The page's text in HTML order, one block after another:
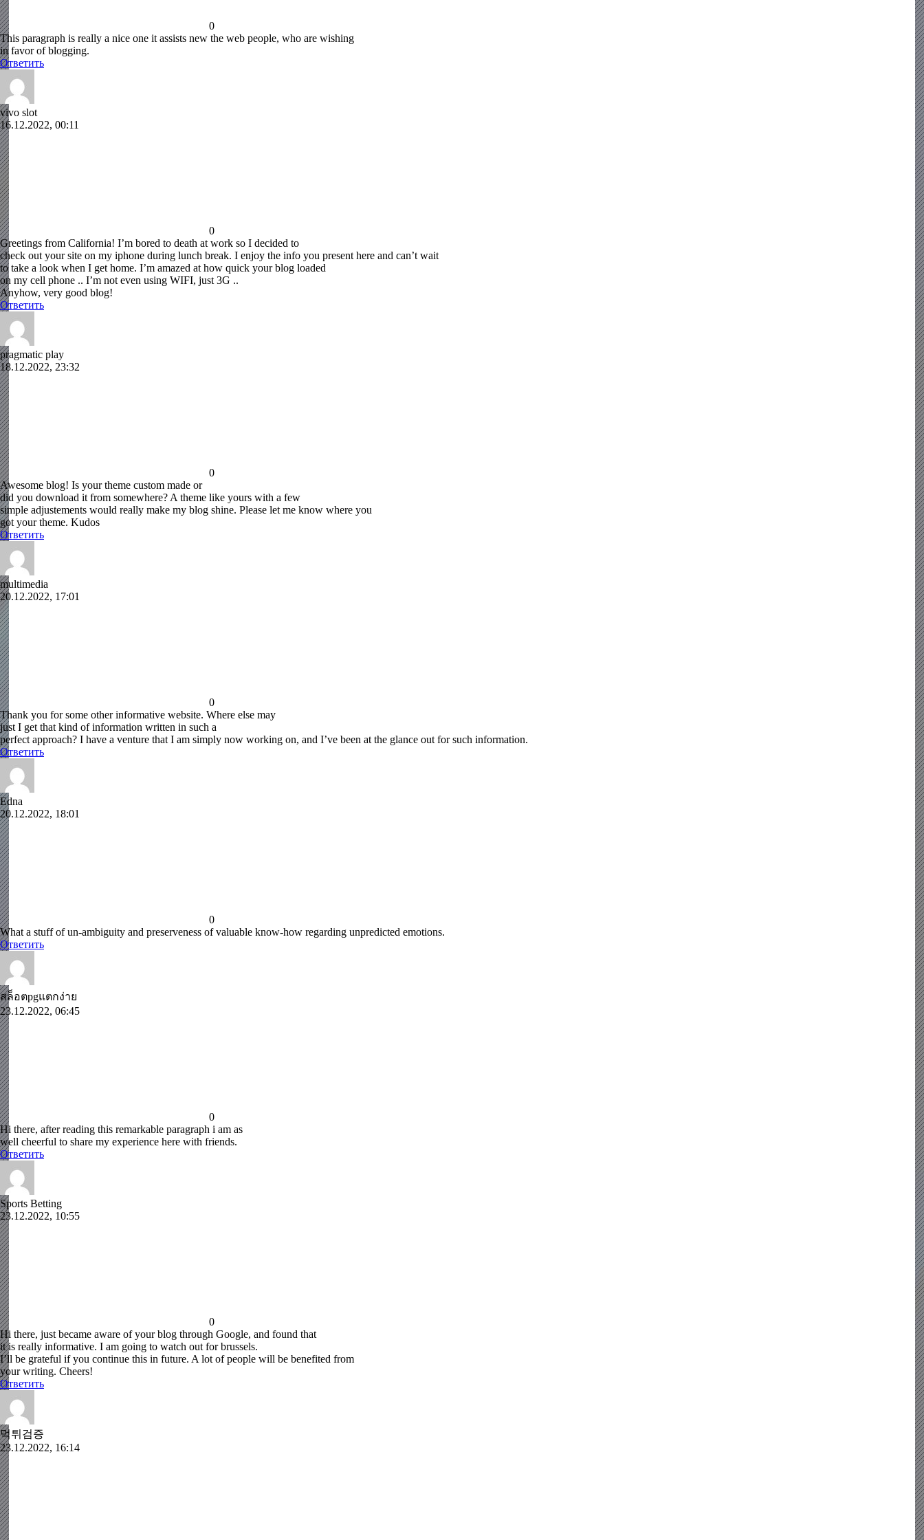
0
This paragraph is really a nice one it assists new the web people, who are wishing
in favor of blogging.
Ответить
vivo slot
16.12.2022, 00:11
0
Greetings from California! I’m bored to death at work so I decided to
check out your site on my iphone during lunch break. I enjoy the info you present here and can’t wait
to take a look when I get home. I’m amazed at how quick your blog loaded
on my cell phone .. I’m not even using WIFI, just 3G ..
Anyhow, very good blog!
Ответить
pragmatic play
18.12.2022, 23:32
0
Awesome blog! Is your theme custom made or
did you download it from somewhere? A theme like yours with a few
simple adjustements would really make my blog shine. Please let me know where you
got your theme. Kudos
Ответить
multimedia
20.12.2022, 17:01
0
Thank you for some other informative website. Where else may
just I get that kind of information written in such a
perfect approach? I have a venture that I am simply now working on, and I’ve been at the glance out for such information.
Ответить
Edna
20.12.2022, 18:01
0
What a stuff of un-ambiguity and preserveness of valuable know-how regarding unpredicted emotions.
Ответить
สล็อตpgแตกง่าย
23.12.2022, 06:45
0
Hi there, after reading this remarkable paragraph i am as
well cheerful to share my experience here with friends.
Ответить
Sports Betting
23.12.2022, 10:55
0
Hi there, just became aware of your blog through Google, and found that
it is really informative. I am going to watch out for brussels.
I’ll be grateful if you continue this in future. A lot of people will be benefited from
your writing. Cheers!
Ответить
먹튀검증
23.12.2022, 16:14